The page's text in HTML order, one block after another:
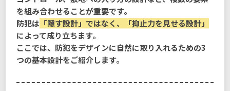
を組み合わせることが重要です。
防犯は 「隠す設計」ではなく、「抑止力を見せる設計」
によって成り立ちます。
ここでは、防犯をデザインに自然に取り入れるための3
つの基本設計をご紹介します。